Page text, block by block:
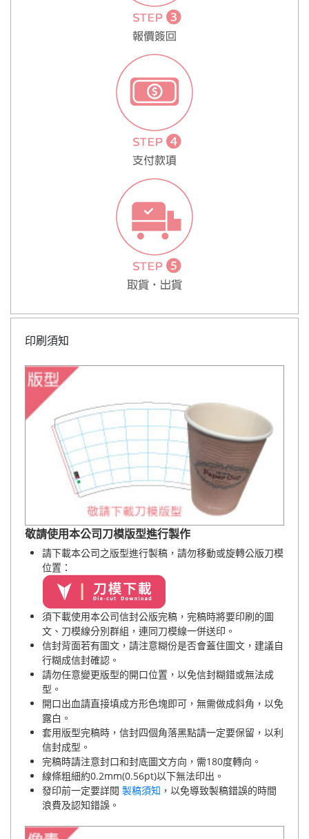
印刷須知
敬請使用本公司刀模版型進行製作
請下載本公司之版型進行製稿 ，請勿移動或旋轉公版刀模
位置 ：
須下載使用本公司信封公版完稿，完稿時將要印刷的圖
文、刀模線分別群組，連同刀模線一併送印。
信封背面若有圖文，請注意糊份是否會蓋住圖文，建議自
行糊成信封確認。
請勿任意變更版型的開口位置，以免信封糊錯或無法成
型。
開口出血請直接填成方形色塊即可，無需做成斜角，以免
露白。
套用版型完稿時，信封四個角落黑點請一定要保留，以利
信封成型。
完稿時請注意封口和封底圖文方向，需180度轉向。
線條粗細約0.2mm(0.56pt)以下無法印出。
發印前一定要詳閱 製稿須知 ，以免導致製稿錯誤的時間
浪費及認知錯誤。